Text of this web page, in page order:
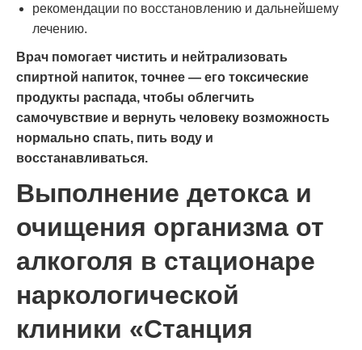
рекомендации по восстановлению и дальнейшему
лечению.
Врач помогает чистить и нейтрализовать
спиртной напиток, точнее — его токсические
продукты распада, чтобы облегчить
самочувствие и вернуть человеку возможность
нормально спать, пить воду и
восстанавливаться.
Выполнение детокса и
очищения организма от
алкоголя в стационаре
наркологической
клиники «Станция